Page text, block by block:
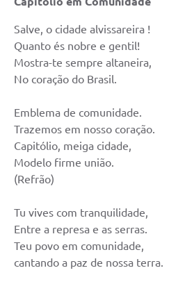
Governança
A Nossa Cidade
A Prefeitura
Obras
FROTAS
Terceiro Setor
Turismo Geral
Salve, o cidade alvissareira !
Quanto és nobre e gentil!
Mostra-te sempre altaneira,
No coração do Brasil.
Emblema de comunidade.
Trazemos em nosso coração.
Capitólio, meiga cidade,
Modelo firme união.
(Refrão)
Tu vives com tranquilidade,
Entre a represa e as serras.
Teu povo em comunidade,
cantando a paz de nossa terra.